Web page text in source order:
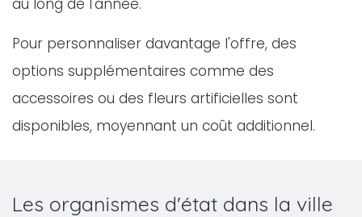
au long de l'année.
Pour personnaliser davantage l'offre, des
options supplémentaires comme des
accessoires ou des fleurs artificielles sont
disponibles, moyennant un coût additionnel.
Les organismes d'état dans la ville